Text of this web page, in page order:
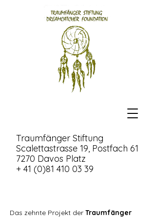
Traumfänger Stiftung
Scalettastrasse 19, Postfach 61
7270 Davos Platz
+ 41 (0)81 410 03 39
Das zehnte Projekt der Traumfänger